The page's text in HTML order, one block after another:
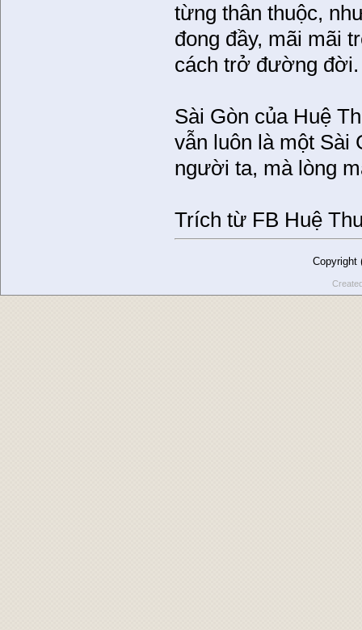
từng thân thuộc,
đong đầy, mãi mãi
cách trở đường đời.
Sài Gòn của Huệ
vẫn luôn là một Sài
người ta, mà lòng
Trích từ FB Huệ
Copyright